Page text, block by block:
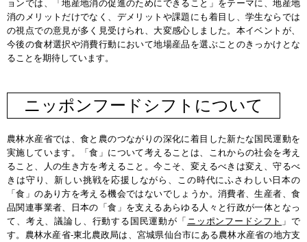
ョンでは、「地産地消の促進のためにできること」をテーマに、地産地
消のメリットだけでなく、デメリットや課題にも着目し、学生ならでは
の視点での意見が多く見受けられ、大変感心しました。本イベントが、
今後の食材選択や消費行動において地場産品を選ぶことのきっかけとな
ることを期待しています。
ニッポンフードシフトについて
農林水産省では、食と農のつながりの深化に着目した新たな国民運動を
実施しています。「食」について考えることは、これからの社会を考え
ること、人の生き方を考えること。今こそ、変えるべきは変え、守るべ
きは守り、新しい挑戦を応援しながら、この時代にふさわしい日本の
「食」のあり方を考える機会ではないでしょうか。消費者、生産者、食
品関連事業者、日本の「食」を支えるあらゆる人々と行政が一体となっ
て、考え、議論し、行動する国民運動が「 ニッポンフードシフト 」で
す。農林水産省-東北農政局は、宮城県仙台市にある農林水産省の地方支